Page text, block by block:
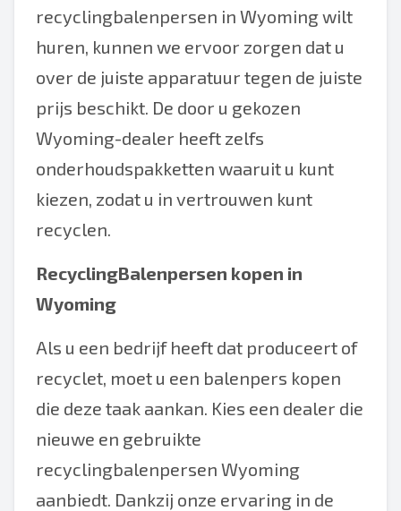
recyclingbalenpersen in Wyoming wilt
huren, kunnen we ervoor zorgen dat u
over de juiste apparatuur tegen de juiste
prijs beschikt. De door u gekozen
Wyoming-dealer heeft zelfs
onderhoudspakketten waaruit u kunt
kiezen, zodat u in vertrouwen kunt
recyclen.
RecyclingBalenpersen kopen in
Wyoming
Als u een bedrijf heeft dat produceert of
recyclet, moet u een balenpers kopen
die deze taak aankan. Kies een dealer die
nieuwe en gebruikte
recyclingbalenpersen Wyoming
aanbiedt. Dankzij onze ervaring in de